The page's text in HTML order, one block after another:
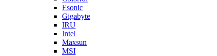
Esonic
Gigabyte
IRU
Intel
Maxsun
MSI